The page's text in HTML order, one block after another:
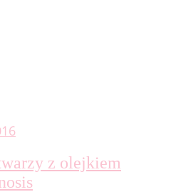
z olejkiem